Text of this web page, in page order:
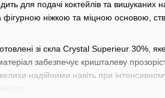
для подачі коктейлів та вишуканих
ніжкою та міцною основою,
зі скла Crystal Superieur 30%,
забезпечує кришталеву
надійними навіть при